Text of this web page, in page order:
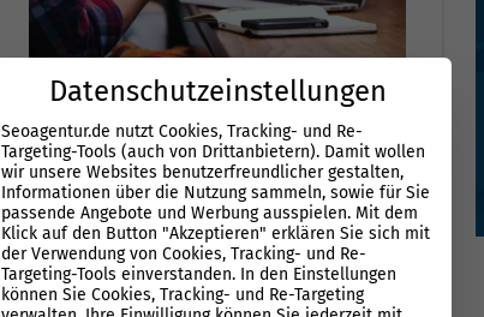
01.08.2026
Sie Ihren Anbieter!
1. Wann Sie sich von Ihrer SEO Agentur trennen
solltenÜber 80 % der Firmen sind mit ihrem SEO
Anbieter unzufrieden oder haben mindestens
schon einmal schlechte Erfahrungen mit einer
SEO-Agentur gemacht.Es besteht kein Zweifel
daran, dass SEO maßgeblich zur...
Datenschutzeinstellungen
Seoagentur.de nutzt Cookies, Tracking- und Re-
Targeting-Tools (auch von Drittanbietern). Damit wollen
wir unsere Websites benutzerfreundlicher gestalten,
Informationen über die Nutzung sammeln, sowie für Sie
passende Angebote und Werbung ausspielen. Mit dem
Klick auf den Button "Akzeptieren" erklären Sie sich mit
der Verwendung von Cookies, Tracking- und Re-
Targeting-Tools einverstanden. In den Einstellungen
können Sie Cookies, Tracking- und Re-Targeting